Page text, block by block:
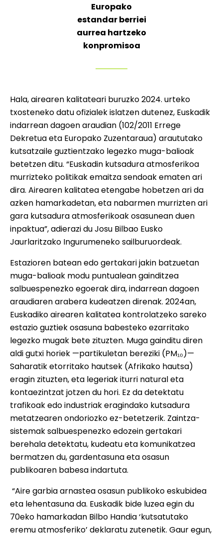
Europako
estandar berriei
aurrea hartzeko
konpromisoa
Hala, airearen kalitateari buruzko 2024. urteko
txosteneko datu ofizialek islatzen dutenez, Euskadik
indarrean dagoen araudian (102/2011 Errege
Dekretua eta Europako Zuzentaraua) araututako
kutsatzaile guztientzako legezko muga-balioak
betetzen ditu. “Euskadin kutsadura atmosferikoa
murrizteko politikak emaitza sendoak ematen ari
dira. Airearen kalitatea etengabe hobetzen ari da
azken hamarkadetan, eta nabarmen murrizten ari
gara kutsadura atmosferikoak osasunean duen
inpaktua”, adierazi du Josu Bilbao Eusko
Jaurlaritzako Ingurumeneko sailburuordeak.
Estazioren batean edo gertakari jakin batzuetan
muga-balioak modu puntualean gainditzea
salbuespenezko egoerak dira, indarrean dagoen
araudiaren arabera kudeatzen direnak. 2024an,
Euskadiko airearen kalitatea kontrolatzeko sareko
estazio guztiek osasuna babesteko ezarritako
legezko mugak bete zituzten. Muga gainditu diren
aldi gutxi horiek —partikuletan bereziki (PM₁₀)—
Saharatik etorritako hautsek (Afrikako hautsa)
eragin zituzten, eta legeriak iturri natural eta
kontaezintzat jotzen du hori. Ez da detektatu
trafikoak edo industriak eragindako kutsadura
metatzearen ondoriozko ez-betetzerik. Zaintza-
sistemak salbuespenezko edozein gertakari
berehala detektatu, kudeatu eta komunikatzea
bermatzen du, gardentasuna eta osasun
publikoaren babesa indartuta.
“Aire garbia arnastea osasun publikoko eskubidea
eta lehentasuna da. Euskadik bide luzea egin du
70eko hamarkadan Bilbo Handia ‘kutsatutako
eremu atmosferiko’ deklaratu zutenetik. Gaur egun,